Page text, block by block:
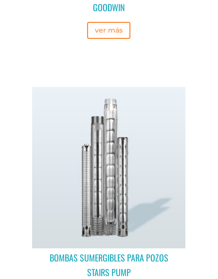
GOODWIN
ver más
BOMBAS SUMERGIBLES PARA POZOS
STAIRS PUMP